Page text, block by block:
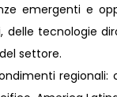
emergenti e
delle tecnologie
settore.
regionali: